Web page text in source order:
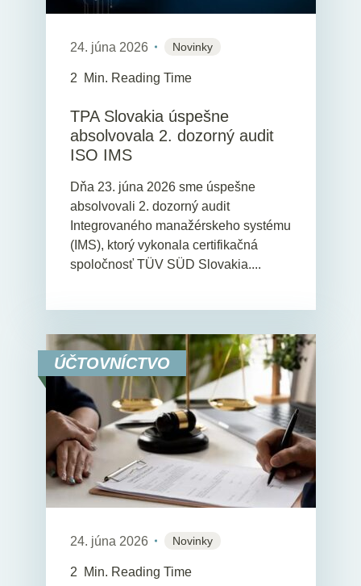
24. júna 2026 Novinky
2 Min. Reading Time
TPA Slovakia úspešne
absolvovala 2. dozorný audit
ISO IMS
Dňa 23. júna 2026 sme úspešne
absolvovali 2. dozorný audit
Integrovaného manažérskeho systému
(IMS), ktorý vykonala certifikačná
spoločnosť TÜV SÜD Slovakia....
ÚČTOVNÍCTVO
24. júna 2026 Novinky
2 Min. Reading Time